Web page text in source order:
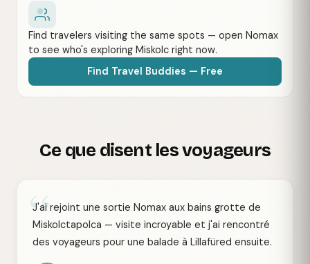
Find travelers visiting the same spots — open Nomax
to see who's exploring Miskolc right now.
Find Travel Buddies — Free
Ce que disent les voyageurs
“
J'ai rejoint une sortie Nomax aux bains grotte de
Miskolctapolca — visite incroyable et j'ai rencontré
des voyageurs pour une balade à Lillafüred ensuite.